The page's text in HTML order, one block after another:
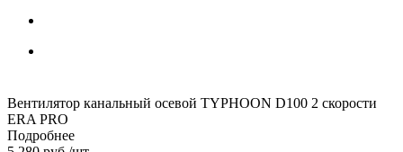
Вентилятор канальный осевой TYPHOON D100 2 скорости
ERA PRO
Подробнее